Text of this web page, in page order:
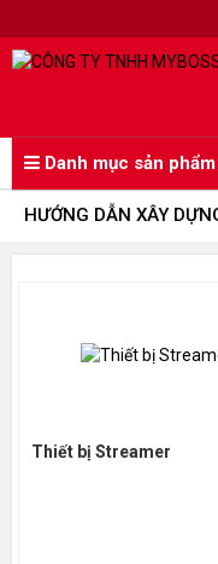
Danh mục sản phẩm
HƯỚNG DẪN XÂY
Thiết bị Streamer